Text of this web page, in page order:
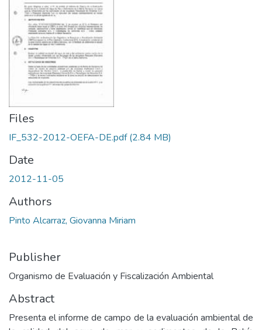
Files
IF_532-2012-OEFA-DE.pdf(2.84 MB)
Date
2012-11-05
Authors
Pinto Alcarraz, Giovanna Miriam
Publisher
Organismo de Evaluación y Fiscalización Ambiental
Abstract
Presenta el informe de campo de la evaluación ambiental de